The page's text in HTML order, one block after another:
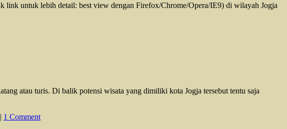
link untuk lebih detail: best view dengan Firefox/Chrome/Opera/IE9) di wilayah Jogja
atau turis. Di balik potensi wisata yang dimiliki kota Jogja tersebut tentu saja
| 1 Comment